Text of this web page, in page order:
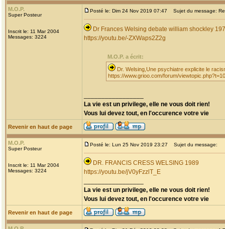
M.O.P.
Super Posteur
Inscrit le: 11 Mar 2004
Messages: 3224
Posté le: Dim 24 Nov 2019 07:47 Sujet du message:
Dr Frances Welsing debate william shockley
https://youtu.be/-ZXWaps2Z2g
M.O.P. a écrit:
Dr. Welsing,Une psychiatre explicite le
https://www.grioo.com/forum/
La vie est un privilege, elle ne vous doit rien!
Vous lui devez tout, en l'occurence votre vie
Revenir en haut de page
M.O.P.
Super Posteur
Inscrit le: 11 Mar 2004
Messages: 3224
Posté le: Lun 25 Nov 2019 23:27 Sujet du message:
DR. FRANCIS CRESS WELSING 1989
https://youtu.be/jV0yFzzlT_E
La vie est un privilege, elle ne vous doit rien!
Vous lui devez tout, en l'occurence votre vie
Revenir en haut de page